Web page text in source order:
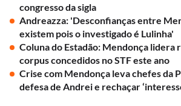
congresso da sigla
Andreazza: 'Desconfianças entre
existem pois o investigado é Lulinha'
Coluna do Estadão: Mendonça lidera
corpus concedidos no STF este ano
Crise com Mendonça leva chefes da
defesa de Andrei e rechaçar